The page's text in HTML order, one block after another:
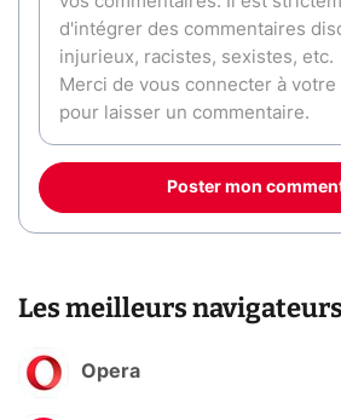
Poster mon
Les meilleurs
Opera